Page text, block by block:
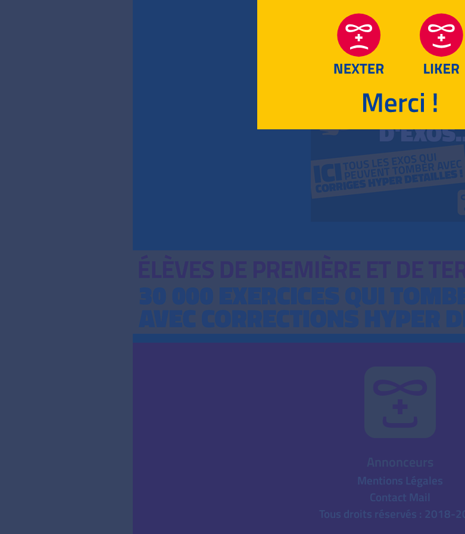
RETOUR
Mentions Légales
Contact Mail
Tous droits réservés : 2018-